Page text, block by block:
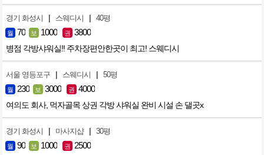
경기 화성시 | 스웨디시 | 40평
월 70 보 1000 권 3800
병점 각방샤워실!! 주차장편안한곳이 최고! 스웨디시
서울 영등포구 | 스웨디시 | 50평
월 230 보 3000 권 4000
여의도 회사, 먹자골목 상권 각방 샤워실 완비 시설 손 댈곳x
경기 화성시 | 마사지샵 | 30평
월 90 보 1000 권 2500